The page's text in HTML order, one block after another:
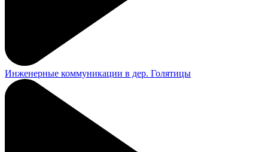
Инженерные коммуникации в дер. Голятицы